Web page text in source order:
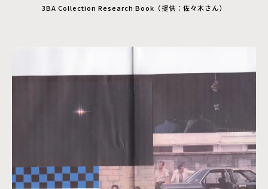
3BA Collection Research Book（提供：佐々木さん）